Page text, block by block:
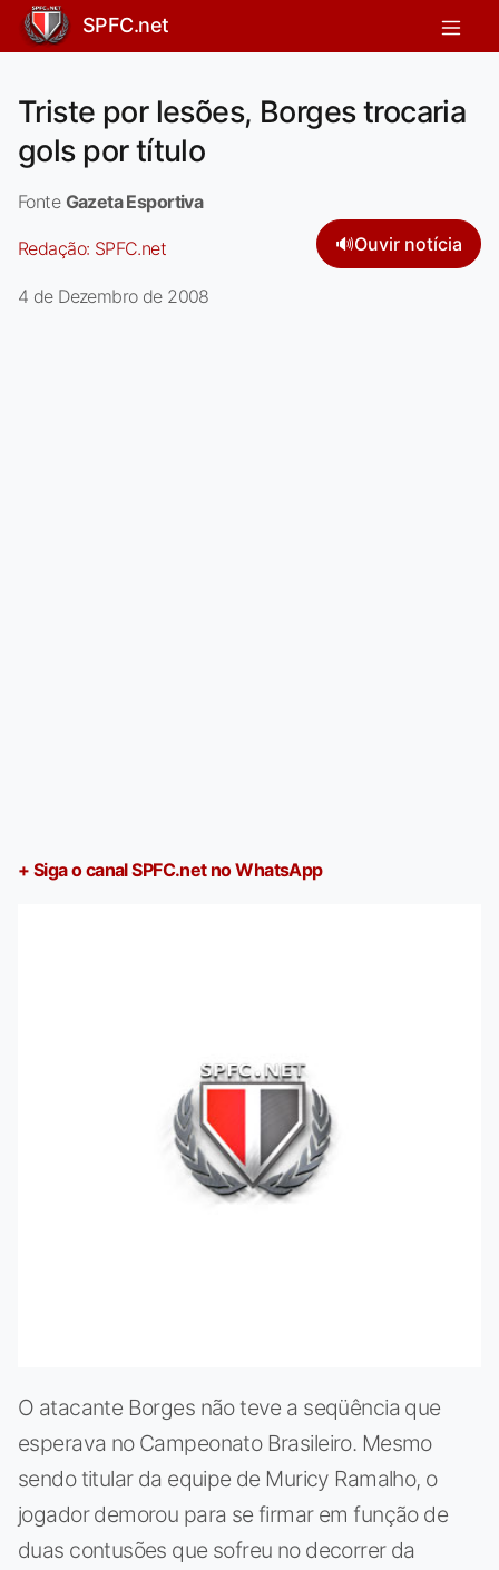
SPFC.net
Triste por lesões, Borges trocaria
gols por título
Fonte Gazeta Esportiva
Redação: SPFC.net 🔊Ouvir notícia
4 de Dezembro de 2008
+ Siga o canal SPFC.net no WhatsApp
O atacante Borges não teve a seqüência que
esperava no Campeonato Brasileiro. Mesmo
sendo titular da equipe de Muricy Ramalho, o
jogador demorou para se firmar em função de
duas contusões que sofreu no decorrer da